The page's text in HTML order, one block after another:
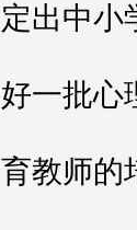
定出中小
好一批心
育教师的